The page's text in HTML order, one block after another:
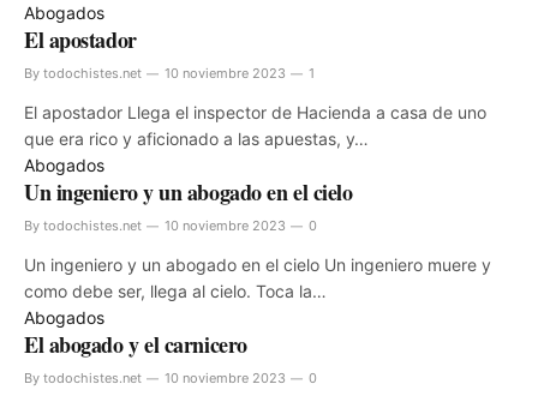
Abogados
El apostador
By todochistes.net 10 noviembre 2023 1
El apostador Llega el inspector de Hacienda a casa de uno
que era rico y aficionado a las apuestas, y…
Abogados
Un ingeniero y un abogado en el cielo
By todochistes.net 10 noviembre 2023 0
Un ingeniero y un abogado en el cielo Un ingeniero muere y
como debe ser, llega al cielo. Toca la…
Abogados
El abogado y el carnicero
By todochistes.net 10 noviembre 2023 0